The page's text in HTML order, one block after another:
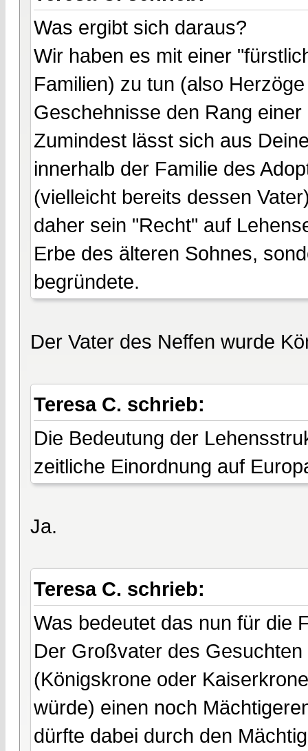
Was ergibt sich daraus?
Wir haben es mit einer
Familien) zu tun (also
Geschehnisse den Rang
Zumindest lässt sich aus
innerhalb der Familie des
(vielleicht bereits dessen
daher sein "Recht" auf
Erbe des älteren Sohnes,
begründete.
Der Vater des Neffen wurde
Teresa C. schrieb:
Die Bedeutung der
zeitliche Einordnung auf
Ja.
Teresa C. schrieb:
Was bedeutet das nun für die
Der Großvater des
(Königskrone oder
würde) einen noch
dürfte dabei durch den